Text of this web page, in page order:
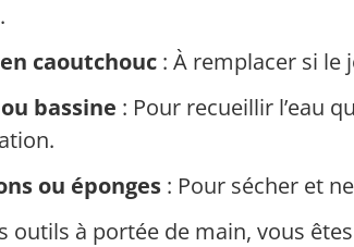
caoutchouc : À remplacer si le
bassine : Pour recueillir l’eau
ou éponges : Pour sécher et
outils à portée de main, vous